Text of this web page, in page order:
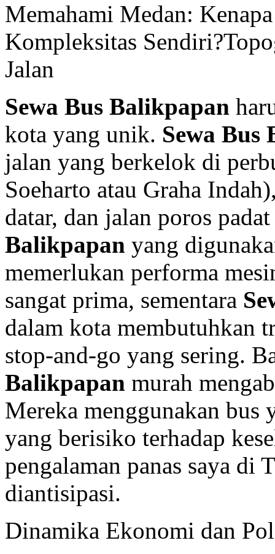
Memahami Medan:
Kompleksitas
Jalan
Sewa Bus Balikpapan
kota yang unik. Sewa Bus
jalan yang berkelok di
Soeharto atau Graha
datar, dan jalan poros
Balikpapan yang
memerlukan performa
sangat prima, sementara
dalam kota membutuhkan
stop-and-go yang sering.
Balikpapan murah
Mereka menggunakan bus
yang berisiko terhadap
pengalaman panas saya di
diantisipasi.
Dinamika Ekonomi dan